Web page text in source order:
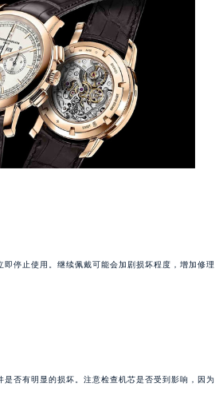
停止使用。继续佩戴可能会加剧损坏程度，增加修理
否有明显的损坏。注意检查机芯是否受到影响，因为